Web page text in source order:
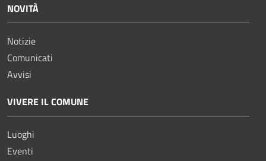
NOVITÀ
Notizie
Comunicati
Avvisi
VIVERE IL COMUNE
Luoghi
Eventi